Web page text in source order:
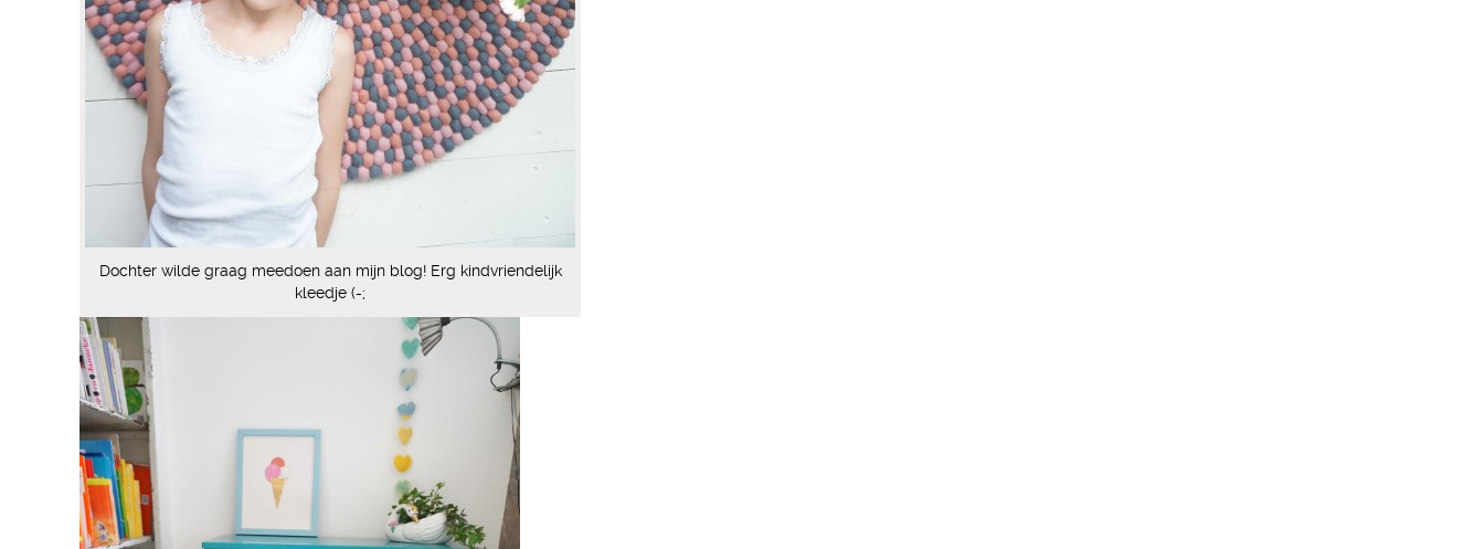
Dochter wilde graag meedoen aan mijn blog! Erg kindvriendelijk
kleedje (-;